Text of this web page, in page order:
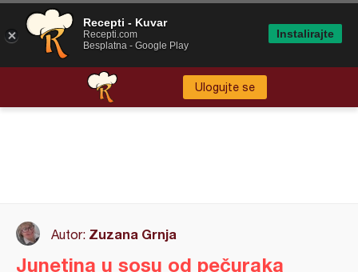
Ulogujte se
Autor: Zuzana Grnja
Junetina u sosu od pečuraka
Recepti - Kuvar
Recepti.com
Besplatna - Google Play
Instalirajte